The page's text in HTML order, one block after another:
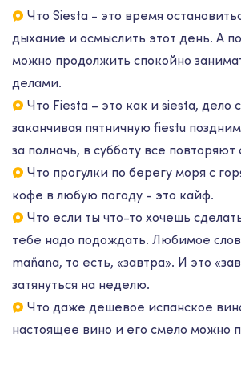
Что Siesta - это время
дыхание и осмыслить этот день. А
можно продолжить спокойно
делами.
Что Fiesta – это как и siesta, дело
заканчивая пятничную fiestu
за полночь, в субботу все повторяют
Что прогулки по берегу моря с
кофе в любую погоду - это кайф.
Что если ты что-то хочешь
тебе надо подождать. Любимое
mañana, то есть, «завтра». И это
затянуться на неделю.
Что даже дешевое испанское
настоящее вино и его смело можно